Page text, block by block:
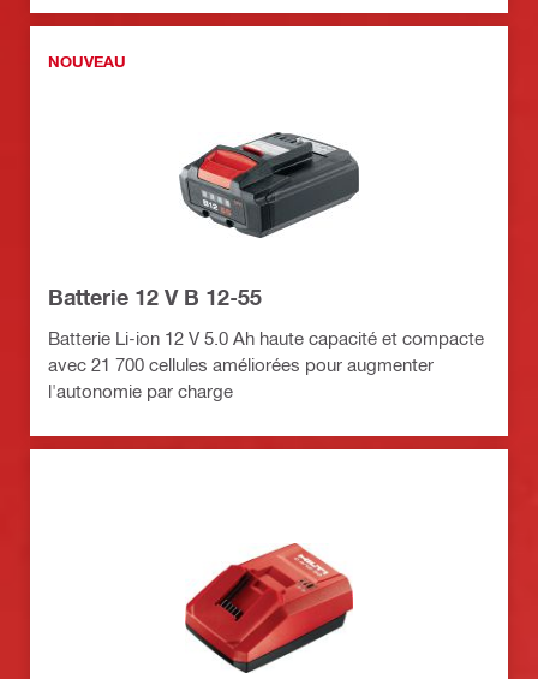
NOUVEAU
Batterie 12 V B 12-55
Batterie Li-ion 12 V 5.0 Ah haute capacité et compacte
avec 21 700 cellules améliorées pour augmenter
l'autonomie par charge